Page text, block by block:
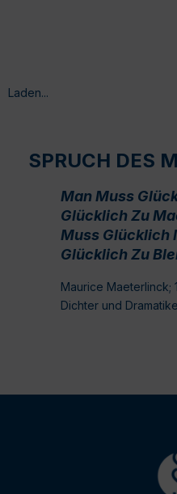
Laden...
SPRUCH DES
Man Muss
Glücklich Zu
Muss Glücklich
Glücklich Zu
Maurice Maeterlinck;
Dichter und